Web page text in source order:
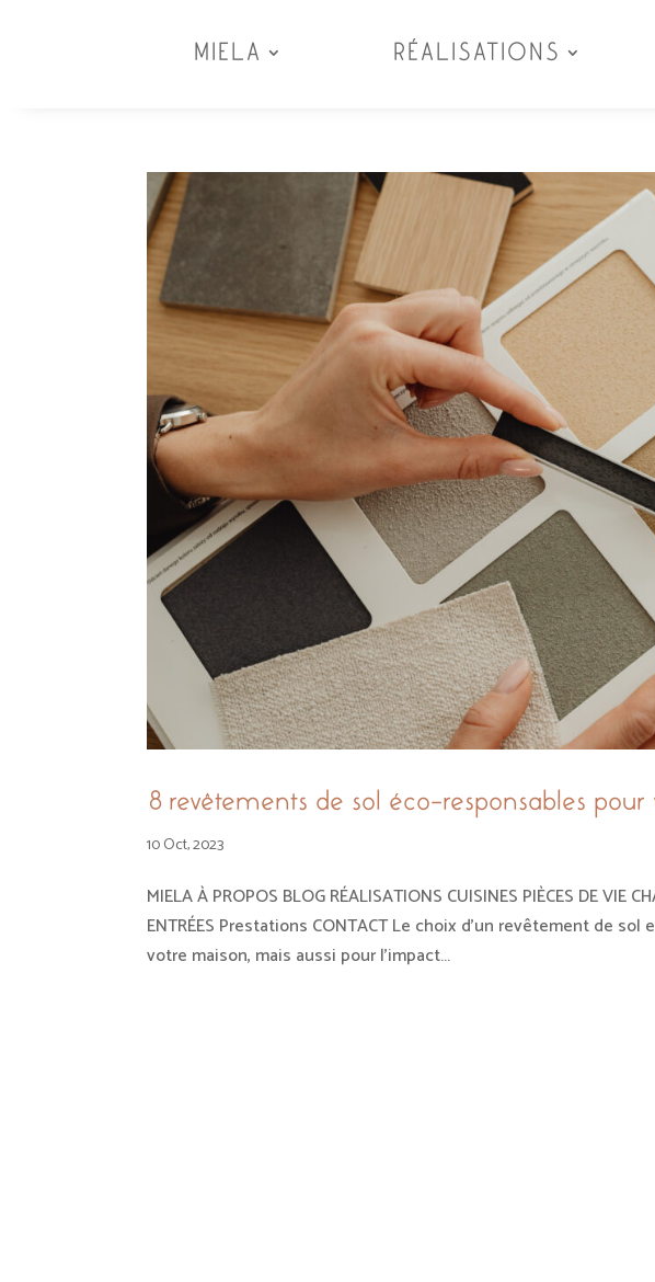
MIELA RÉALISATIONS
8 revêtements de sol éco-responsables
10 Oct, 2023
MIELA À PROPOS BLOG RÉALISATIONS CUISINES PIÈCES DE VIE
ENTRÉES Prestations CONTACT Le choix d’un revêtement de
votre maison, mais aussi pour l’impact...